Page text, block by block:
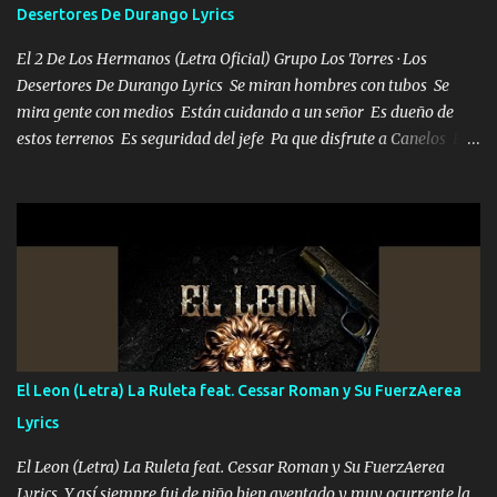
bailar Pero es que tengo un par de conciertos más que llenar Se
mueven solo por el interés P...
Desertores De Durango Lyrics
El 2 De Los Hermanos (Letra Oficial) Grupo Los Torres · Los
Desertores De Durango Lyrics Se miran hombres con tubos Se
mira gente con medios Están cuidando a un señor Es dueño de
estos terrenos Es seguridad del jefe Pa que disfrute a Canelos Es
ni tampoco las mujeres porque es platica de grandes por eso hay
que estar alegres doy las instrucciones para atender los deberes
Música Si es que salta algún problema de confianza tengo gente
ahí está el Hombre Cuarenta y también Pariente 7 arreglan
cualquier problema no más es cuestión que ordené NOS HACE
FALTA UN HERMANO DE CLAVE ERA EL 24 SIEMPRE FUE UN
HOMBRE VALIENTE POR ALGO M'URIÓ PELEAND0 SIEMPRE
VIO POR LA FAMILIA PARA QUE SIGA EL LEGADO Es el DOS de
los HERMANOS un cerebro inteligente y com...
El Leon (Letra) La Ruleta feat. Cessar Roman y Su FuerzAerea
Lyrics
El Leon (Letra) La Ruleta feat. Cessar Roman y Su FuerzAerea